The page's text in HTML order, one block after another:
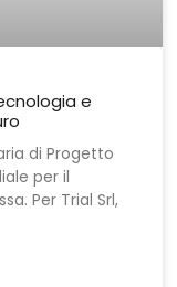
e
di Progetto
per il
Per Trial Srl,